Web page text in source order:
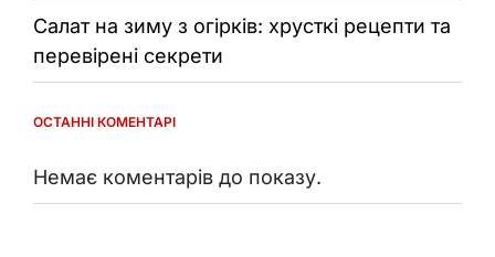
Салат на зиму з огірків: хрусткі рецепти та
перевірені секрети
ОСТАННІ КОМЕНТАРІ
Немає коментарів до показу.